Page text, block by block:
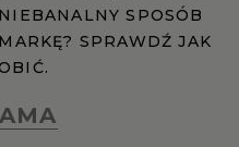
SPOSÓB
SPRAWDŹ JAK